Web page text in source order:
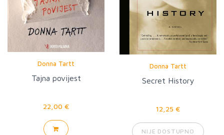
Donna Tartt
Tajna povijest
22,00 €
Donna Tartt
Secret History
12,25 €
NIJE DOSTUPNO